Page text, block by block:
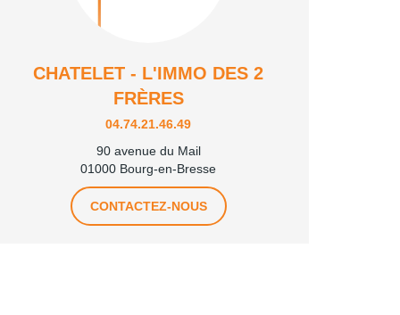
CHATELET - L'IMMO DES 2
FRÈRES
04.74.21.46.49
90 avenue du Mail
01000 Bourg-en-Bresse
CONTACTEZ-NOUS